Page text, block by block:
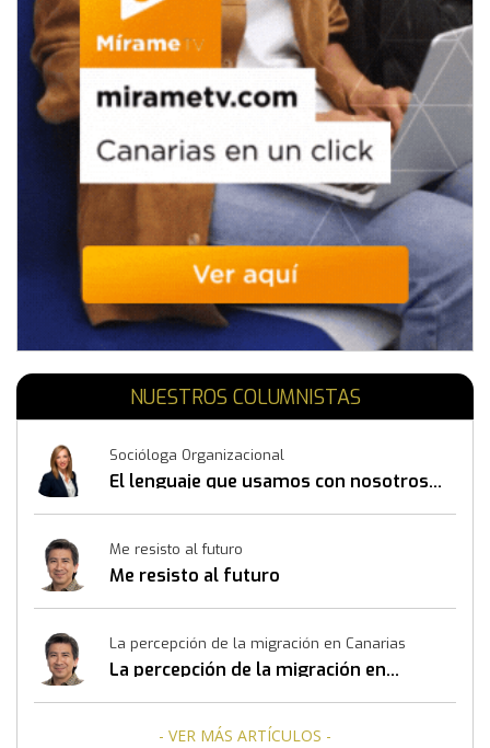
NUESTROS COLUMNISTAS
Socióloga Organizacional
El lenguaje que usamos con nosotros
Me resisto al futuro
Me resisto al futuro
La percepción de la migración en Canarias
La percepción de la migración en
- VER MÁS ARTÍCULOS -